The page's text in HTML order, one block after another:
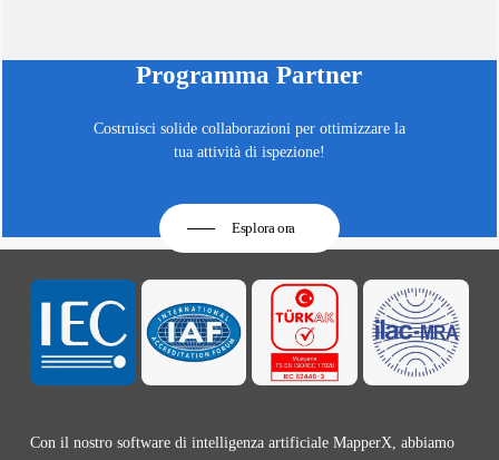
Programma Partner
Costruisci solide collaborazioni per ottimizzare la
tua attività di ispezione!
Esplora ora
Con il nostro software di intelligenza artificiale MapperX, abbiamo